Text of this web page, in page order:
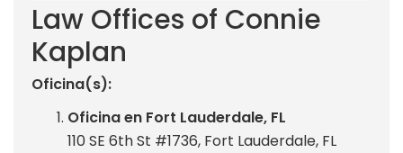
Law Offices of Connie
Kaplan
Oficina(s):
Oficina en Fort Lauderdale, FL
110 SE 6th St #1736, Fort Lauderdale, FL